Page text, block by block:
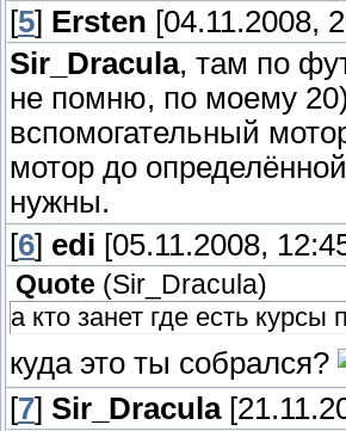
[5] Ersten [04.11.2008,
Sir_Dracula, там по
не помню, по моему
вспомогательный
мотор до
нужны.
[6] edi [05.11.2008,
Quote (Sir_Dracula)
а кто занет где есть
куда это ты собрался?
[7] Sir_Dracula